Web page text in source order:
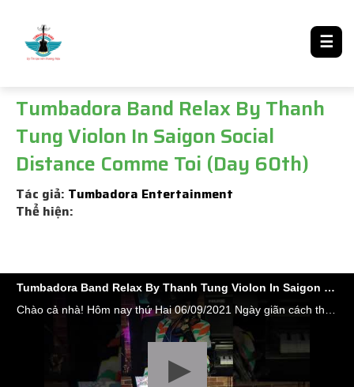
☰
Tumbadora Band Relax By Thanh
Tung Violon In Saigon Social
Distance Comme Toi (Day 60th)
Tác giả: Tumbadora Entertainment
Thể hiện:
Tumbadora Band Relax By Thanh Tung Violon In Saigon Social Distance Comme Toi (Day 60th)